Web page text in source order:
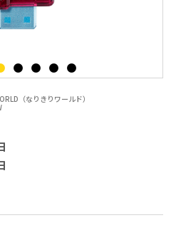
（なりきりワールド）